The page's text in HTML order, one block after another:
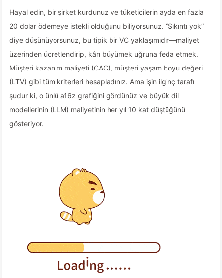
Hayal edin, bir şirket kurdunuz ve tüketicilerin ayda en fazla
20 dolar ödemeye istekli olduğunu biliyorsunuz. “Sıkıntı yok”
diye düşünüyorsunuz, bu tipik bir VC yaklaşımıdır—maliyet
üzerinden ücretlendirip, kârı büyümek uğruna feda etmek.
Müşteri kazanım maliyeti (CAC), müşteri yaşam boyu değeri
(LTV) gibi tüm kriterleri hesapladınız. Ama işin ilginç tarafı
şudur ki, o ünlü a16z grafiğini gördünüz ve büyük dil
modellerinin (LLM) maliyetinin her yıl 10 kat düştüğünü
gösteriyor.